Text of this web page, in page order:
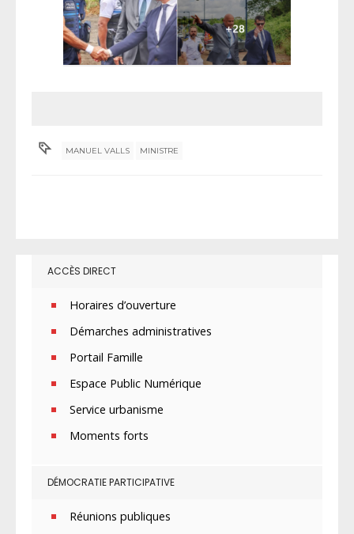
MANUEL VALLS MINISTRE
ACCÈS DIRECT
Horaires d’ouverture
Démarches administratives
Portail Famille
Espace Public Numérique
Service urbanisme
Moments forts
DÉMOCRATIE PARTICIPATIVE
Réunions publiques